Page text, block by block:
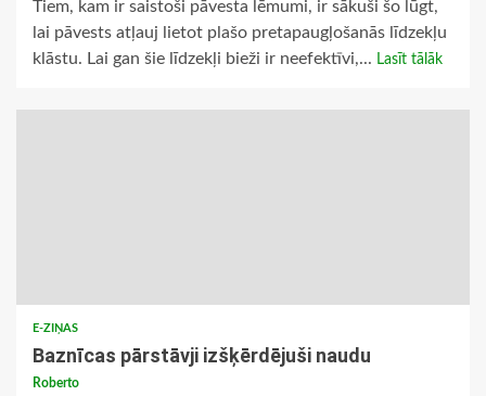
Tiem, kam ir saistoši pāvesta lēmumi, ir sākuši šo lūgt,
lai pāvests atļauj lietot plašo pretapaugļošanās līdzekļu
klāstu. Lai gan šie līdzekļi bieži ir neefektīvi,... Lasīt tālāk
E-ZIŅAS
Baznīcas pārstāvji izšķērdējuši naudu
Roberto